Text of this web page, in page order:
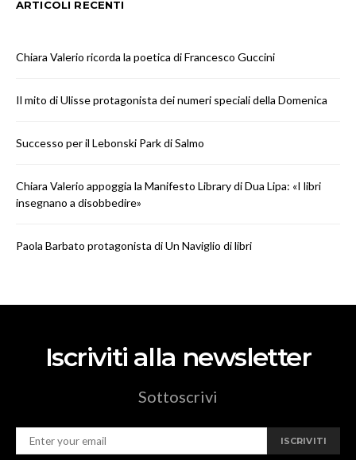
ARTICOLI RECENTI
Chiara Valerio ricorda la poetica di Francesco Guccini
Il mito di Ulisse protagonista dei numeri speciali della Domenica
Successo per il Lebonski Park di Salmo
Chiara Valerio appoggia la Manifesto Library di Dua Lipa: «I libri
insegnano a disobbedire»
Paola Barbato protagonista di Un Naviglio di libri
Iscriviti alla newsletter
Sottoscrivi
ISCRIVITI